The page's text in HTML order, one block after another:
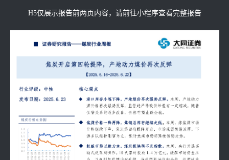
H5仅展示报告前两页内容，请前往小程序查看完整报告